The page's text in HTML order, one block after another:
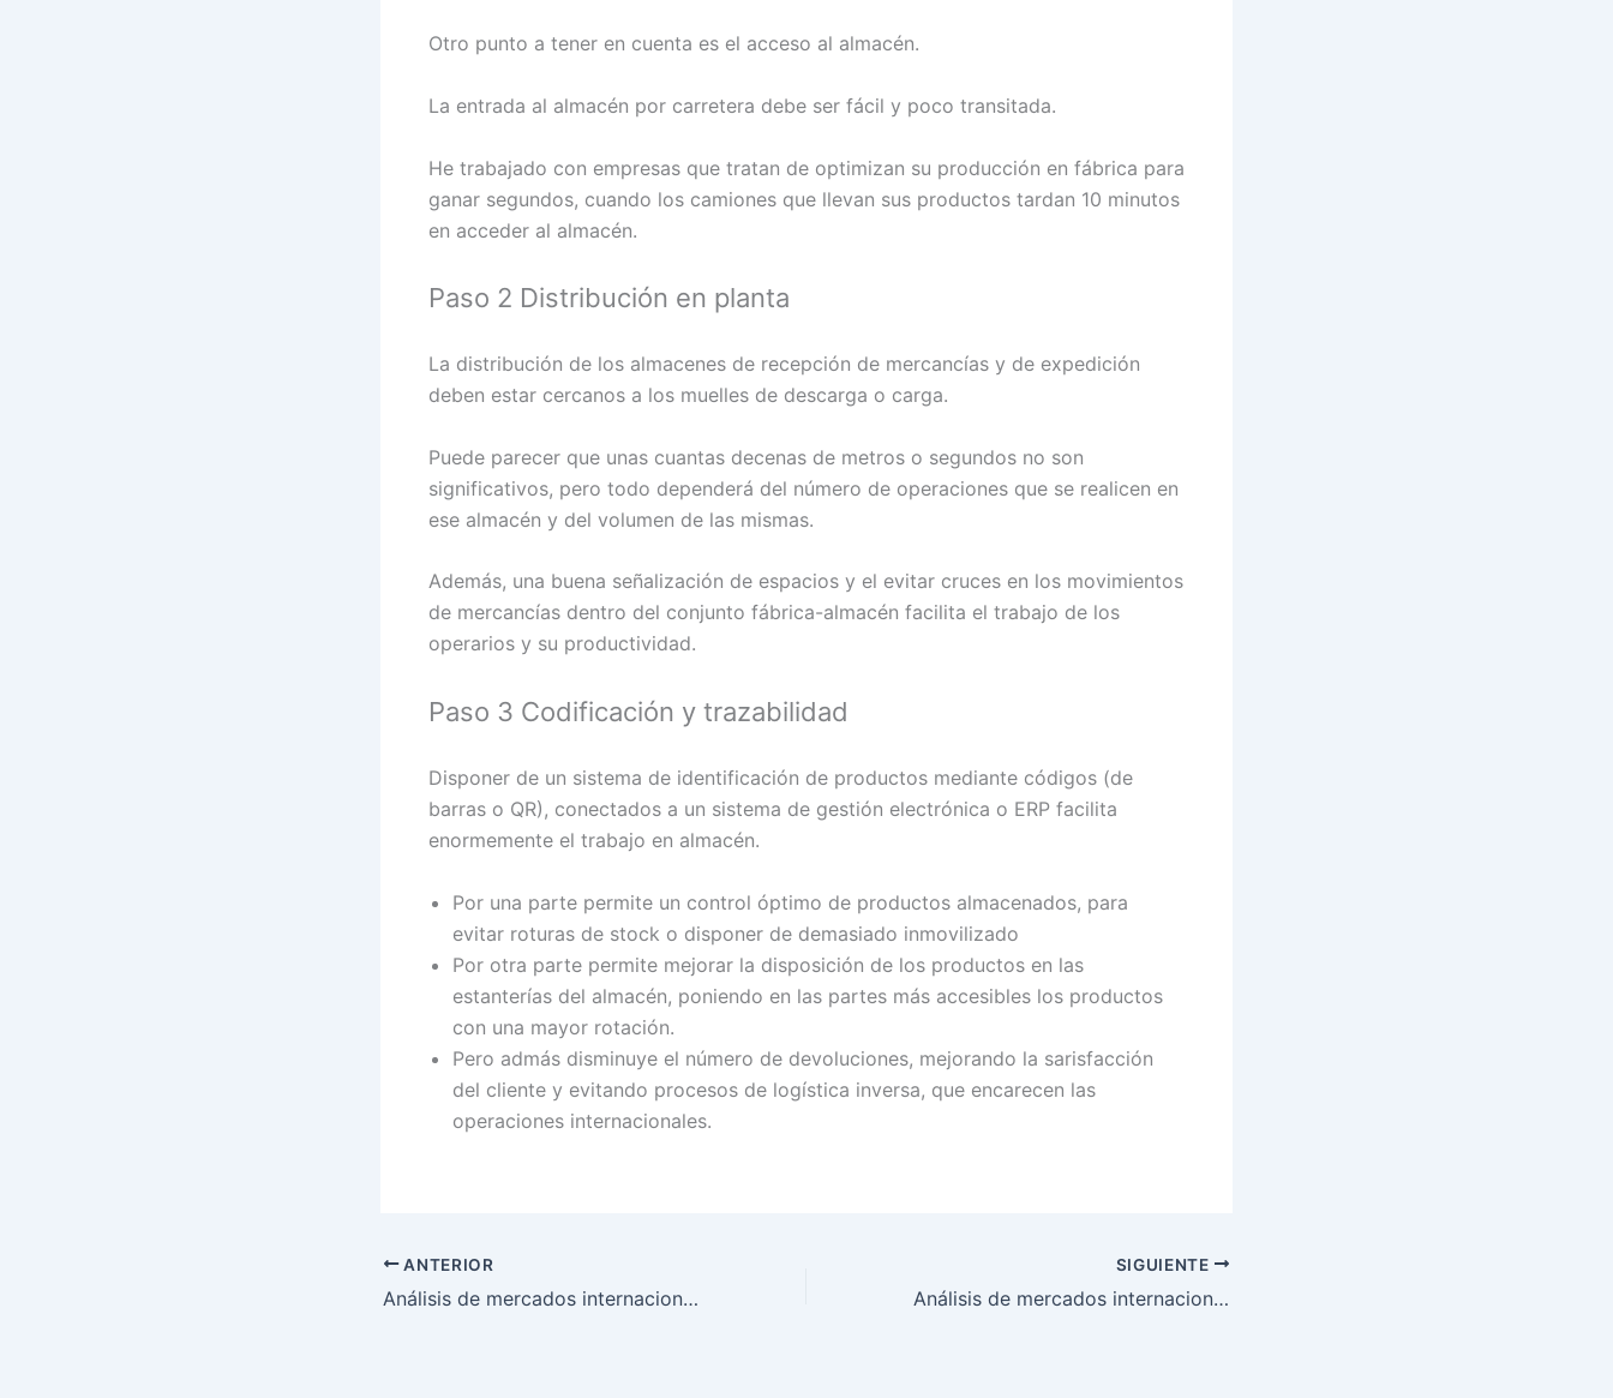
Otro punto a tener en cuenta es el acceso al almacén.
La entrada al almacén por carretera debe ser fácil y poco transitada.
He trabajado con empresas que tratan de optimizan su producción en fábrica para
ganar segundos, cuando los camiones que llevan sus productos tardan 10 minutos
en acceder al almacén.
Paso 2 Distribución en planta
La distribución de los almacenes de recepción de mercancías y de expedición
deben estar cercanos a los muelles de descarga o carga.
Puede parecer que unas cuantas decenas de metros o segundos no son
significativos, pero todo dependerá del número de operaciones que se realicen en
ese almacén y del volumen de las mismas.
Además, una buena señalización de espacios y el evitar cruces en los movimientos
de mercancías dentro del conjunto fábrica-almacén facilita el trabajo de los
operarios y su productividad.
Paso 3 Codificación y trazabilidad
Disponer de un sistema de identificación de productos mediante códigos (de
barras o QR), conectados a un sistema de gestión electrónica o ERP facilita
enormemente el trabajo en almacén.
Por una parte permite un control óptimo de productos almacenados, para
evitar roturas de stock o disponer de demasiado inmovilizado
Por otra parte permite mejorar la disposición de los productos en las
estanterías del almacén, poniendo en las partes más accesibles los productos
con una mayor rotación.
Pero admás disminuye el número de devoluciones, mejorando la sarisfacción
del cliente y evitando procesos de logística inversa, que encarecen las
operaciones internacionales.
ANTERIOR
Análisis de mercados internacionales: Kenia
SIGUIENTE
Análisis de mercados internacionales: Vietnam